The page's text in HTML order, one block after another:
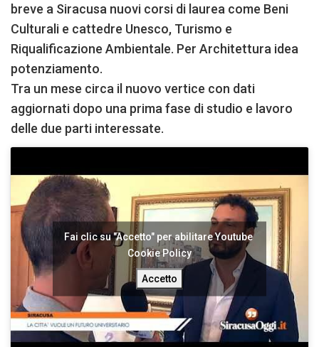
breve a Siracusa nuovi corsi di laurea come Beni
Culturali e cattedre Unesco, Turismo e
Riqualificazione Ambientale. Per Architettura idea
potenziamento.
Tra un mese circa il nuovo vertice con dati
aggiornati dopo una prima fase di studio e lavoro
delle due parti interessate.
Fai clic su "Accetto" per abilitare Youtube
Cookie Policy
Accetto